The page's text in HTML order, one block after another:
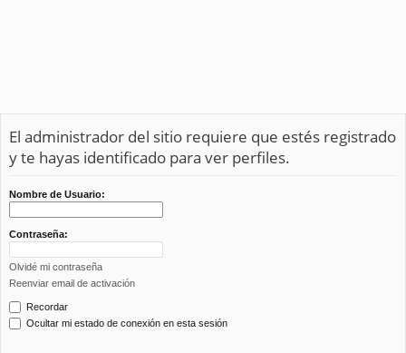
El administrador del sitio requiere que estés registrado
y te hayas identificado para ver perfiles.
Nombre de Usuario:
Contraseña:
Olvidé mi contraseña
Reenviar email de activación
Recordar
Ocultar mi estado de conexión en esta sesión